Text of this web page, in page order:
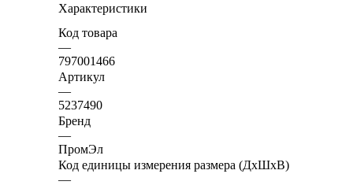
Характеристики
Код товара
—
797001466
Артикул
—
5237490
Бренд
—
ПромЭл
Код единицы измерения размера (ДхШхВ)
—